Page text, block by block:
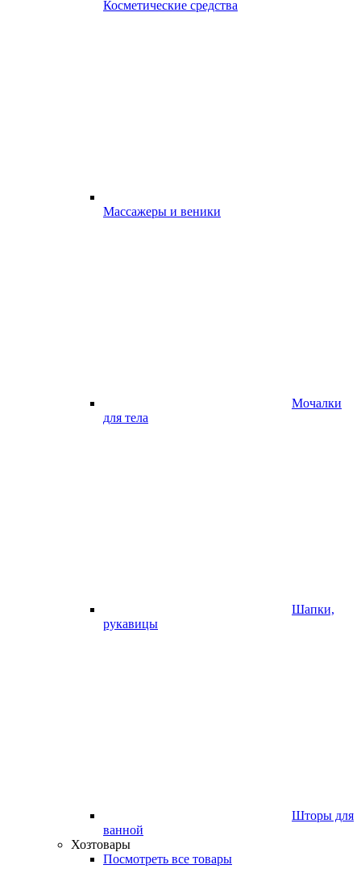
Косметические средства
Массажеры и веники
Мочалки
для тела
Шапки,
рукавицы
Шторы для
ванной
Хозтовары
Посмотреть все товары